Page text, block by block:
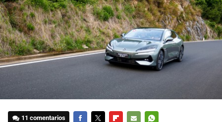
11 comentarios